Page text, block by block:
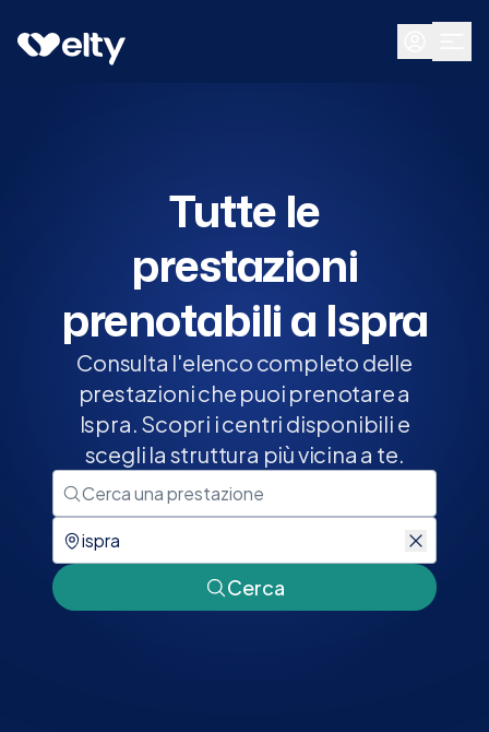
Prenota visita
Tutte le
prestazioni
prenotabili a Ispra
Consulta l'elenco completo delle
prestazioni che puoi prenotare a
Ispra. Scopri i centri disponibili e
scegli la struttura più vicina a te.
Cerca